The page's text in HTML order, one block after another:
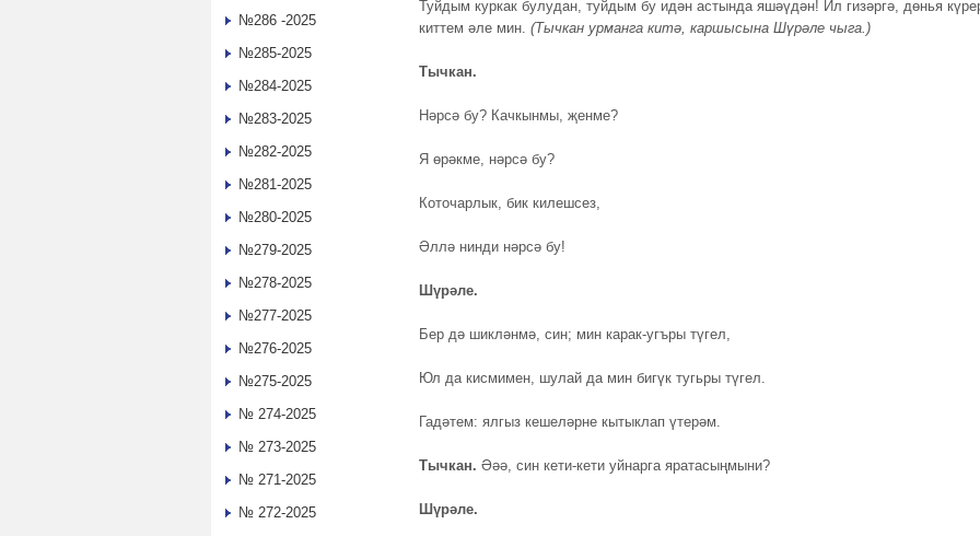
Туйдым куркак булудан, туйдым бу идән астында яшәүдән! Ил гизәргә, дөнья
киттем әле мин. (Тычкан урманга китә, каршысына Шүрәле чыга.)
Тычкан.
Нәрсә бу? Качкынмы, җенме?
Я өрәкме, нәрсә бу?
Коточарлык, бик килешсез,
Әллә нинди нәрсә бу!
Шүрәле.
Бер дә шикләнмә, син; мин карак-угъры түгел,
Юл да кисмимен, шулай да мин бигүк тугьры түгел.
Гадәтем: ялгыз кешеләрне кытыклап үтерәм.
Тычкан. Әәә, син кети-кети уйнарга яратасыңмыни?
Шүрәле.
№286 -2025
№285-2025
№284-2025
№283-2025
№282-2025
№281-2025
№280-2025
№279-2025
№278-2025
№277-2025
№276-2025
№275-2025
№ 274-2025
№ 273-2025
№ 271-2025
№ 272-2025